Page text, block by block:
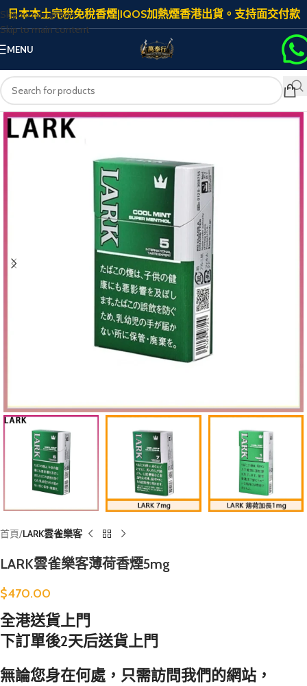
Skip to navigation
Skip to main content
日本本土完稅免稅香煙|IQOS加熱煙香港出貨。支持面交付款
MENU
首頁 LARK雲雀樂客
LARK雲雀樂客薄荷香煙5mg
$470.00
全港送貨上門
下訂單後2天后送貨上門
無論您身在何處，只需訪問我們的網站，